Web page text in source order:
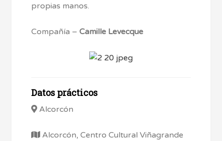
propias manos.
Compañía – Camille Levecque
Datos prácticos
Alcorcón
Alcorcón, Centro Cultural Viñagrande